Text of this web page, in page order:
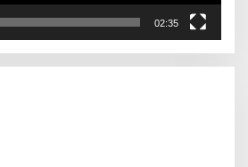
02:35